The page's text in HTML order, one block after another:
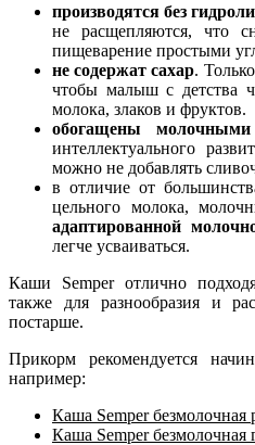
производятся без
не расщепляются, что
пищеварение простыми
не содержат сахар.
чтобы малыш с детства
молока, злаков и фруктов.
обогащены
интеллектуального
можно не добавлять
в отличие от
цельного молока,
адаптированной
легче усваиваться.
Каши Semper отлично
также для разнообразия и
постарше.
Прикорм рекомендуется
например:
Каша Semper безмолочная
Каша Semper безмолочная